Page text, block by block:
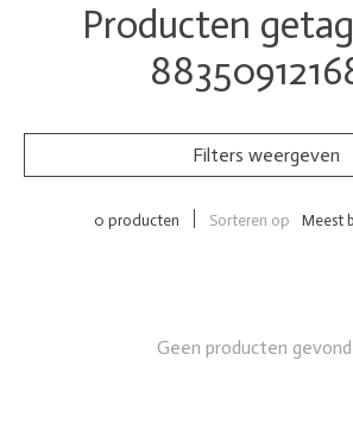
Producten
Filters weergeven
0 producten Sorteren op Meest
Geen producten